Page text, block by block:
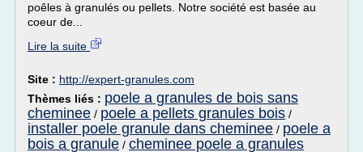
poêles à granulés ou pellets. Notre société est basée au
coeur de...
Lire la suite
Site : http://expert-granules.com
Thèmes liés : poele a granules de bois sans
cheminee / poele a pellets granules bois /
installer poele granule dans cheminee / poele a
bois a granule / cheminee poele a granules